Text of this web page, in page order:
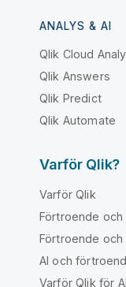
ANALYS & AI
Qlik Cloud
Qlik Answers
Qlik Predict
Qlik Automate
Varför Qlik?
Varför Qlik
Förtroende
Förtroende
AI och
Varför Qlik för AI